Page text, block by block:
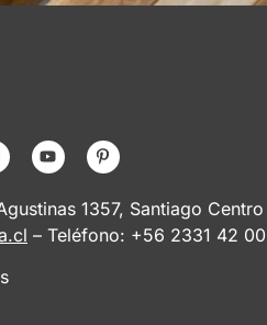
1357, Santiago Centro
– Teléfono: +56 2331 42 00